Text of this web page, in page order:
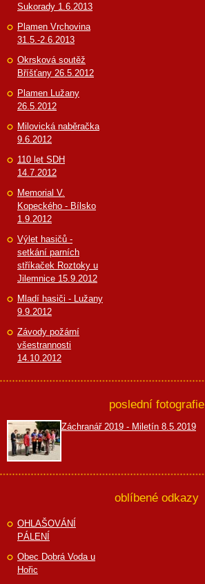
Sukorady 1.6.2013
Plamen Vrchovina
31.5.-2.6.2013
Okrsková soutěž
Bříšťany 26.5.2012
Plamen Lužany
26.5.2012
Milovická naběračka
9.6.2012
110 let SDH
14.7.2012
Memorial V.
Kopeckého - Bílsko
1.9.2012
Výlet hasičů -
setkání parních
stříkaček Roztoky u
Jilemnice 15.9.2012
Mladí hasiči - Lužany
9.9.2012
Závody požární
všestrannosti
14.10.2012
poslední fotografie
Záchranář 2019 - Miletín 8.5.2019
oblíbené odkazy
OHLAŠOVÁNÍ
PÁLENÍ
Obec Dobrá Voda u
Hořic